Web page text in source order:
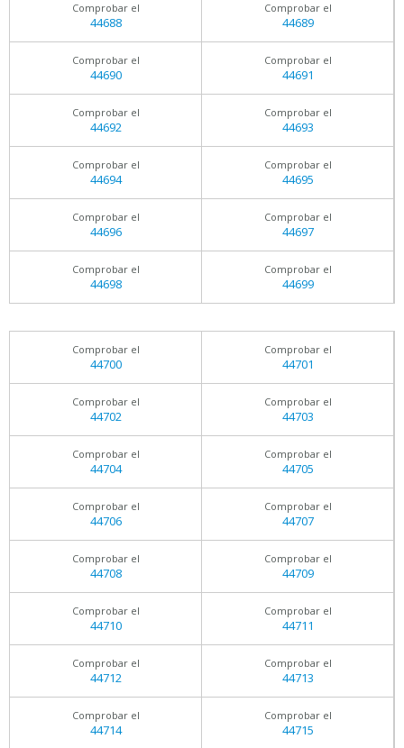
Comprobar el
44688
Comprobar el
44689
Comprobar el
44690
Comprobar el
44691
Comprobar el
44692
Comprobar el
44693
Comprobar el
44694
Comprobar el
44695
Comprobar el
44696
Comprobar el
44697
Comprobar el
44698
Comprobar el
44699
Comprobar el
44700
Comprobar el
44701
Comprobar el
44702
Comprobar el
44703
Comprobar el
44704
Comprobar el
44705
Comprobar el
44706
Comprobar el
44707
Comprobar el
44708
Comprobar el
44709
Comprobar el
44710
Comprobar el
44711
Comprobar el
44712
Comprobar el
44713
Comprobar el
44714
Comprobar el
44715